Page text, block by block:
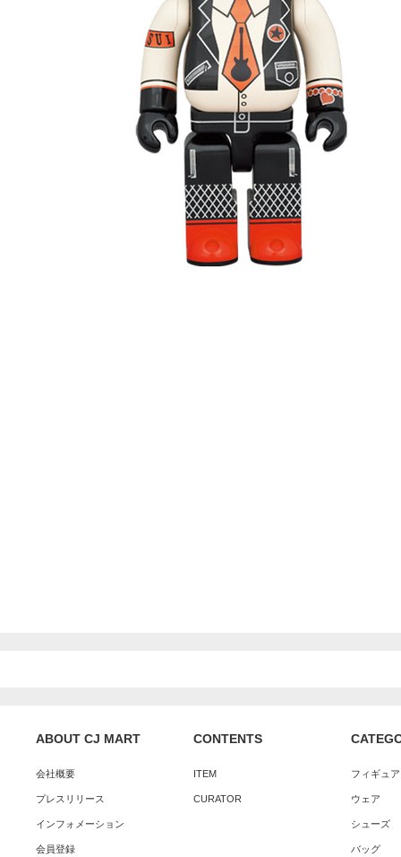
ABOUT CJ MART
会社概要
プレスリリース
インフォメーション
会員登録
CONTENTS
ITEM
CURATOR
フィギュ
ウェア
シューズ
バッグ